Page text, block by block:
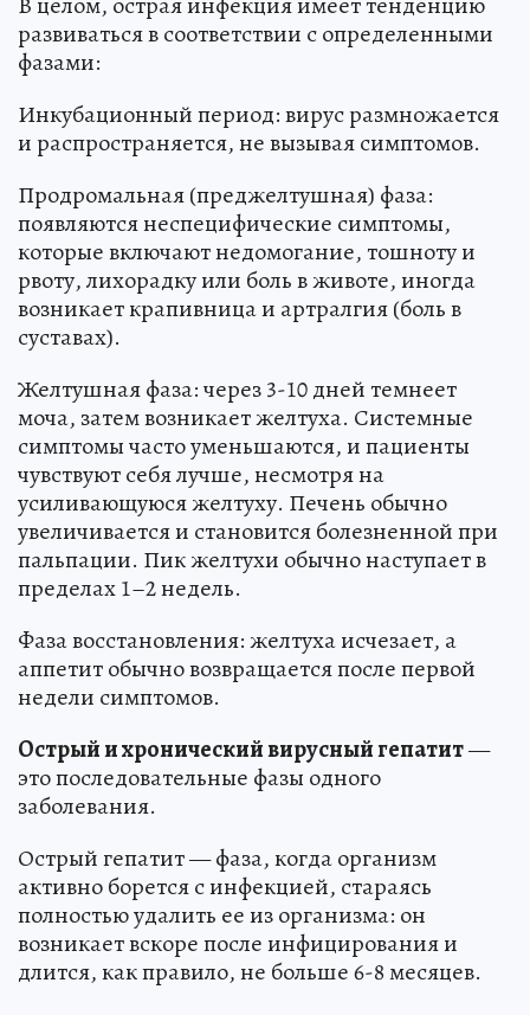
развиваться в соответствии с определенными
фазами:
Инкубационный период: вирус размножается
и распространяется, не вызывая симптомов.
Продромальная (преджелтушная) фаза:
появляются неспецифические симптомы,
которые включают недомогание, тошноту и
рвоту, лихорадку или боль в животе, иногда
возникает крапивница и артралгия (боль в
суставах).
Желтушная фаза: через 3-10 дней темнеет
моча, затем возникает желтуха. Системные
симптомы часто уменьшаются, и пациенты
чувствуют себя лучше, несмотря на
усиливающуюся желтуху. Печень обычно
увеличивается и становится болезненной при
пальпации. Пик желтухи обычно наступает в
пределах 1–2 недель.
Фаза восстановления: желтуха исчезает, а
аппетит обычно возвращается после первой
недели симптомов.
Острый и хронический вирусный гепатит—
это последовательные фазы одного
заболевания.
Острый гепатит — фаза, когда организм
активно борется с инфекцией, стараясь
полностью удалить ее из организма: он
возникает вскоре после инфицирования и
длится, как правило, не больше 6-8 месяцев.